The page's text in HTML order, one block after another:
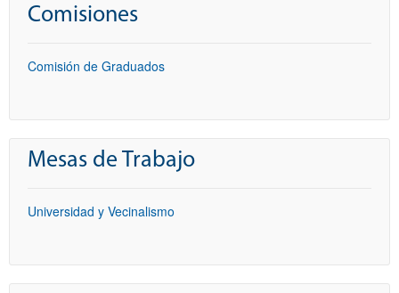
Comisiones
Comisión de Graduados
Mesas de Trabajo
Universidad y Vecinalismo